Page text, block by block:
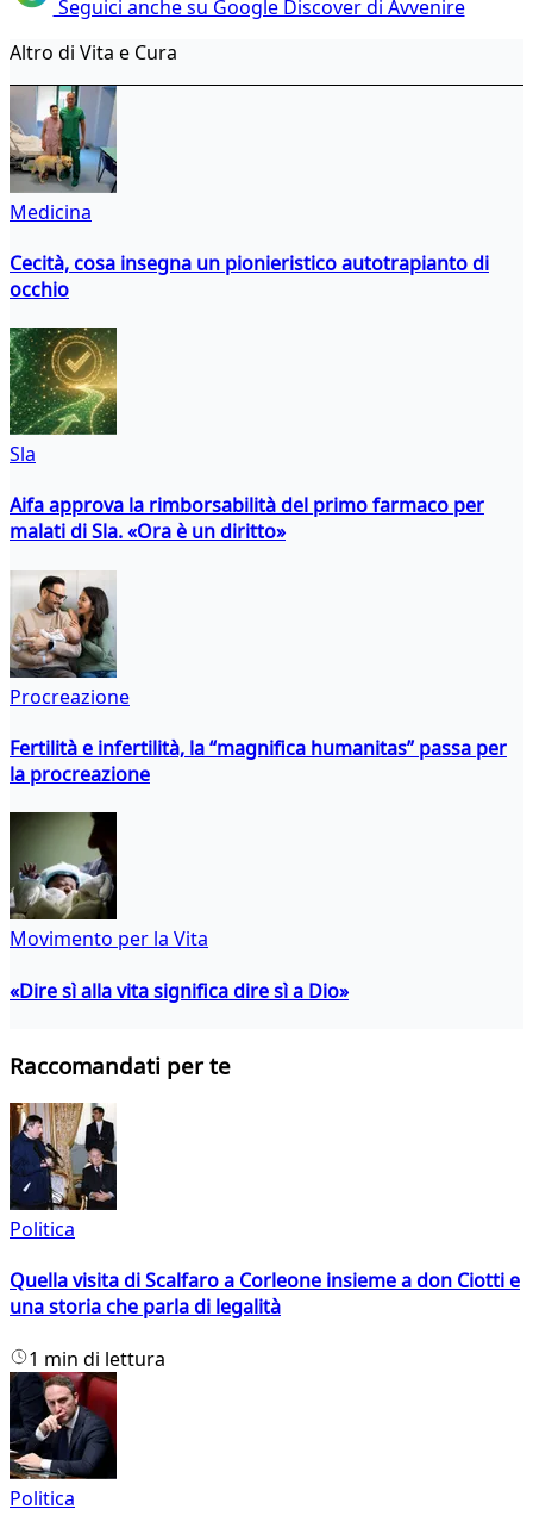
Seguici anche su Google Discover di Avvenire
Altro di Vita e Cura
Medicina
Cecità, cosa insegna un pionieristico autotrapianto di
occhio
Sla
Aifa approva la rimborsabilità del primo farmaco per
malati di Sla. «Ora è un diritto»
Procreazione
Fertilità e infertilità, la “magnifica humanitas” passa per
la procreazione
Movimento per la Vita
«Dire sì alla vita significa dire sì a Dio»
Raccomandati per te
Politica
Quella visita di Scalfaro a Corleone insieme a don Ciotti e
una storia che parla di legalità
1 min di lettura
Politica